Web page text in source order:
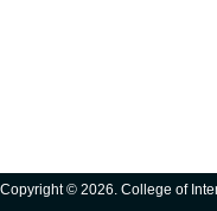
Copyright © 2026. College of